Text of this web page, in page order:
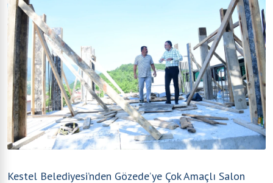
Kestel Belediyesi’nden Gözede’ye Çok Amaçlı Salon